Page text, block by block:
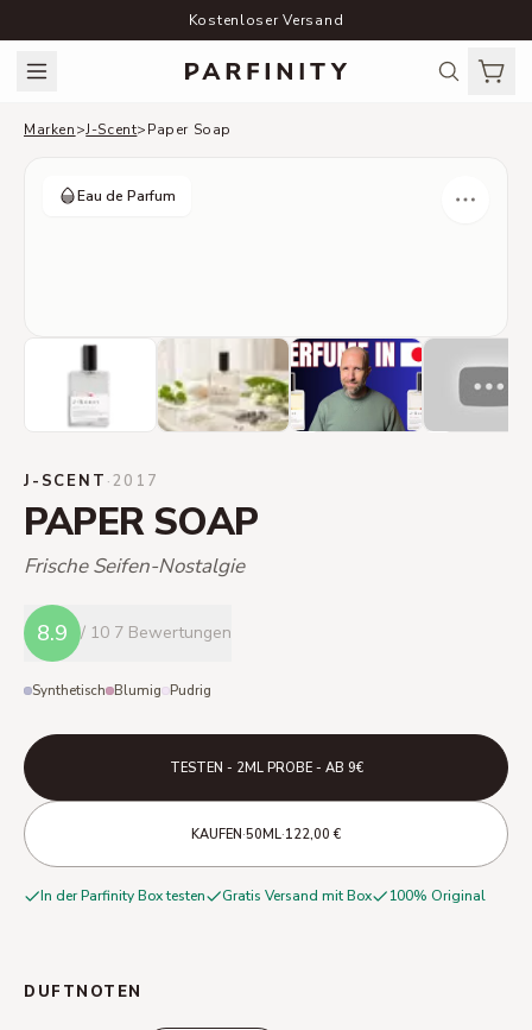
Kostenloser Versand
Marken>J-Scent>Paper Soap
Eau de Parfum
J-SCENT ·2017
PAPER SOAP
Frische Seifen-Nostalgie
8.9 / 10 7 Bewertungen
Synthetisch Blumig Pudrig
TESTEN - 2ML PROBE - AB 9€
KAUFEN·50ML·122,00 €
In der Parfinity Box testen Gratis Versand mit Box 100% Original
DUFTNOTEN